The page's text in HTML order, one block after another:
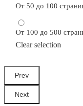
От 50 до 100
От 100 до 500
Clear selection